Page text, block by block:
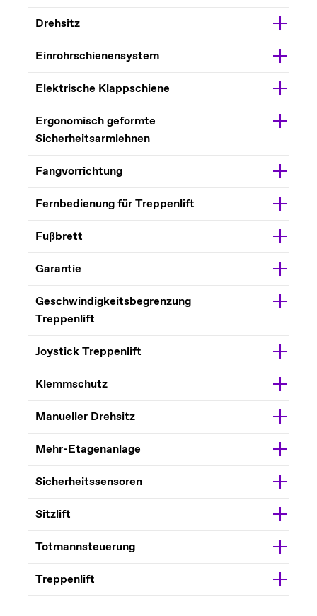
Drehsitz
Einrohrschienensystem
Elektrische Klappschiene
Ergonomisch geformte
Sicherheitsarmlehnen
Fangvorrichtung
Fernbedienung für Treppenlift
Fußbrett
Garantie
Geschwindigkeitsbegrenzung
Treppenlift
Joystick Treppenlift
Klemmschutz
Manueller Drehsitz
Mehr-Etagenanlage
Sicherheitssensoren
Sitzlift
Totmannsteuerung
Treppenlift